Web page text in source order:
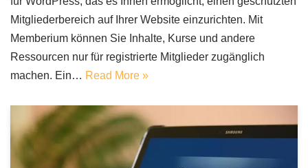
Mitgliederbereich auf Ihrer Website einzurichten. Mit
Memberium können Sie Inhalte, Kurse und andere
Ressourcen nur für registrierte Mitglieder zugänglich
machen. Ein… Read More »